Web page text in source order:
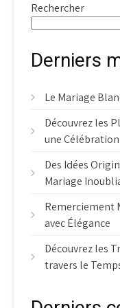
Rechercher
Derniers
Le Mariage
Découvrez les
une
Des Idées
Mariage
Remerciement
avec Élégance
Découvrez les
travers le